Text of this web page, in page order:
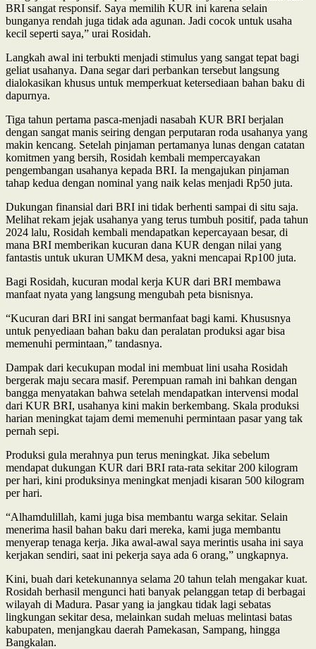
BRI sangat responsif. Saya memilih KUR ini karena selain
bunganya rendah juga tidak ada agunan. Jadi cocok untuk usaha
kecil seperti saya,” urai Rosidah.
Langkah awal ini terbukti menjadi stimulus yang sangat tepat bagi
geliat usahanya. Dana segar dari perbankan tersebut langsung
dialokasikan khusus untuk memperkuat ketersediaan bahan baku di
dapurnya.
Tiga tahun pertama pasca-menjadi nasabah KUR BRI berjalan
dengan sangat manis seiring dengan perputaran roda usahanya yang
makin kencang. Setelah pinjaman pertamanya lunas dengan catatan
komitmen yang bersih, Rosidah kembali mempercayakan
pengembangan usahanya kepada BRI. Ia mengajukan pinjaman
tahap kedua dengan nominal yang naik kelas menjadi Rp50 juta.
Dukungan finansial dari BRI ini tidak berhenti sampai di situ saja.
Melihat rekam jejak usahanya yang terus tumbuh positif, pada tahun
2024 lalu, Rosidah kembali mendapatkan kepercayaan besar, di
mana BRI memberikan kucuran dana KUR dengan nilai yang
fantastis untuk ukuran UMKM desa, yakni mencapai Rp100 juta.
Bagi Rosidah, kucuran modal kerja KUR dari BRI membawa
manfaat nyata yang langsung mengubah peta bisnisnya.
“Kucuran dari BRI ini sangat bermanfaat bagi kami. Khususnya
untuk penyediaan bahan baku dan peralatan produksi agar bisa
memenuhi permintaan,” tandasnya.
Dampak dari kecukupan modal ini membuat lini usaha Rosidah
bergerak maju secara masif. Perempuan ramah ini bahkan dengan
bangga menyatakan bahwa setelah mendapatkan intervensi modal
dari KUR BRI, usahanya kini makin berkembang. Skala produksi
harian meningkat tajam demi memenuhi permintaan pasar yang tak
pernah sepi.
Produksi gula merahnya pun terus meningkat. Jika sebelum
mendapat dukungan KUR dari BRI rata-rata sekitar 200 kilogram
per hari, kini produksinya meningkat menjadi kisaran 500 kilogram
per hari.
“Alhamdulillah, kami juga bisa membantu warga sekitar. Selain
menerima hasil bahan baku dari mereka, kami juga membantu
menyerap tenaga kerja. Jika awal-awal saya merintis usaha ini saya
kerjakan sendiri, saat ini pekerja saya ada 6 orang,” ungkapnya.
Kini, buah dari ketekunannya selama 20 tahun telah mengakar kuat.
Rosidah berhasil mengunci hati banyak pelanggan tetap di berbagai
wilayah di Madura. Pasar yang ia jangkau tidak lagi sebatas
lingkungan sekitar desa, melainkan sudah meluas melintasi batas
kabupaten, menjangkau daerah Pamekasan, Sampang, hingga
Bangkalan.